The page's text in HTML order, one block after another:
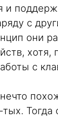
и
с
они
хотя,
с